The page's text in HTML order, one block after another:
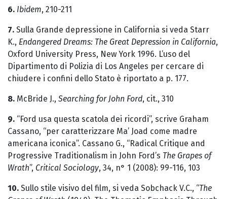
6. Ibidem, 210-211
7. Sulla Grande depressione in California si veda Starr
K., Endangered Dreams: The Great Depression in California,
Oxford University Press, New York 1996. L’uso del
Dipartimento di Polizia di Los Angeles per cercare di
chiudere i confini dello Stato è riportato a p. 177.
8. McBride J., Searching for John Ford, cit., 310
9. “Ford usa questa scatola dei ricordi”, scrive Graham
Cassano, “per caratterizzare Ma’ Joad come madre
americana iconica”. Cassano G., “Radical Critique and
Progressive Traditionalism in John Ford’s The Grapes of
Wrath”, Critical Sociology, 34, n° 1 (2008): 99-116, 103
10. Sullo stile visivo del film, si veda Sobchack V.C., “The